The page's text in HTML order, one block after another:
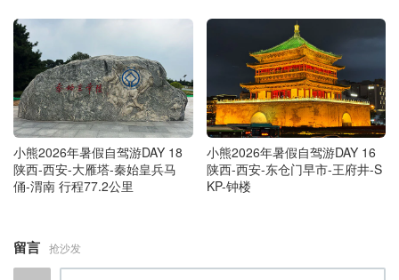
小熊2026年暑假自驾游DAY 18
陕西-西安-大雁塔-秦始皇兵马
俑-渭南 行程77.2公里
小熊2026年暑假自驾游DAY 16
陕西-西安-东仓门早市-王府井-S
KP-钟楼
留言 抢沙发